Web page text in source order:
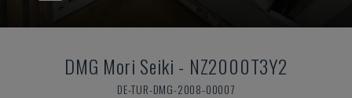
DMG Mori Seiki - NZ2000T3Y2
DE-TUR-DMG-2008-00007